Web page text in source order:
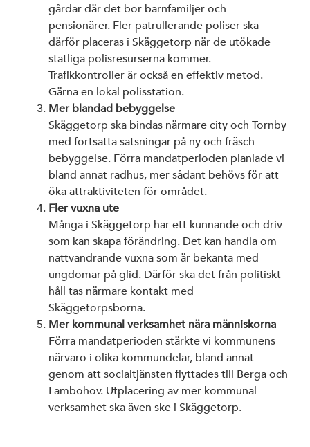
gårdar där det bor barnfamiljer och
pensionärer. Fler patrullerande poliser ska
därför placeras i Skäggetorp när de utökade
statliga polisresurserna kommer.
Trafikkontroller är också en effektiv metod.
Gärna en lokal polisstation.
Mer blandad bebyggelse
Skäggetorp ska bindas närmare city och Tornby
med fortsatta satsningar på ny och fräsch
bebyggelse. Förra mandatperioden planlade vi
bland annat radhus, mer sådant behövs för att
öka attraktiviteten för området.
Fler vuxna ute
Många i Skäggetorp har ett kunnande och driv
som kan skapa förändring. Det kan handla om
nattvandrande vuxna som är bekanta med
ungdomar på glid. Därför ska det från politiskt
håll tas närmare kontakt med
Skäggetorpsborna.
Mer kommunal verksamhet nära människorna
Förra mandatperioden stärkte vi kommunens
närvaro i olika kommundelar, bland annat
genom att socialtjänsten flyttades till Berga och
Lambohov. Utplacering av mer kommunal
verksamhet ska även ske i Skäggetorp.